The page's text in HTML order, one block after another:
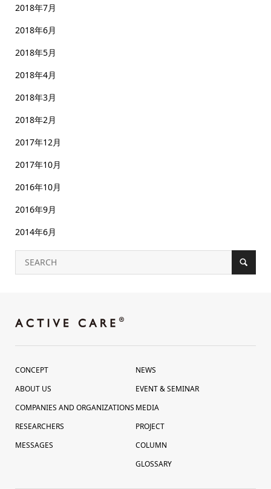
2018年7月
2018年6月
2018年5月
2018年4月
2018年3月
2018年2月
2017年12月
2017年10月
2016年10月
2016年9月
2014年6月
CONCEPT
ABOUT US
COMPANIES AND ORGANIZATIONS
RESEARCHERS
MESSAGES
NEWS
EVENT & SEMINAR
MEDIA
PROJECT
COLUMN
GLOSSARY